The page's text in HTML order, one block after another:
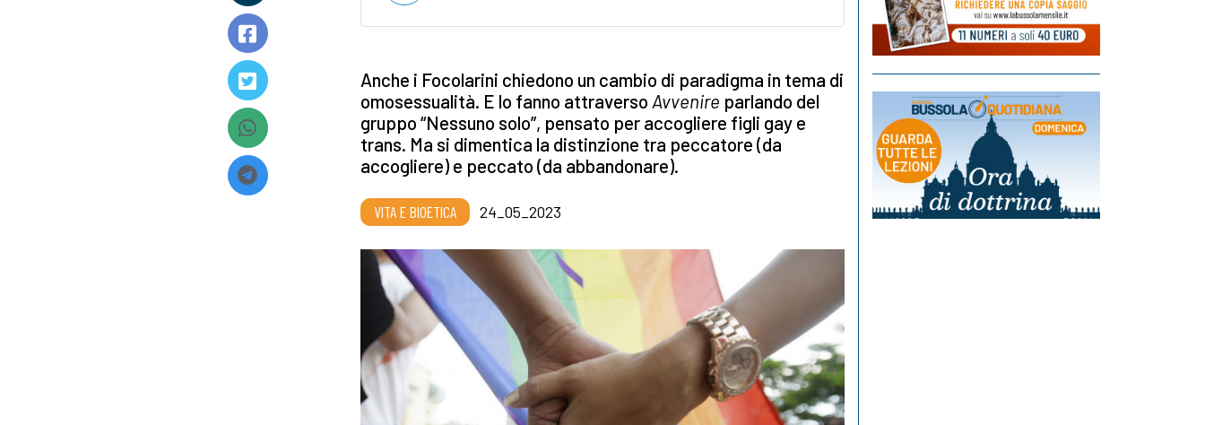
Anche i Focolarini chiedono un cambio di paradigma in tema di
omosessualità. E lo fanno attraverso Avvenire parlando del
gruppo “Nessuno solo”, pensato per accogliere figli gay e
trans. Ma si dimentica la distinzione tra peccatore (da
accogliere) e peccato (da abbandonare).
VITA E BIOETICA 24_05_2023